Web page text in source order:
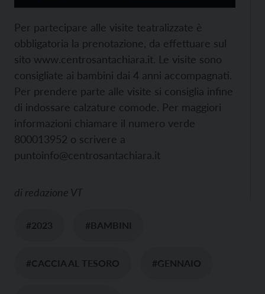
Per partecipare alle visite teatralizzate è
obbligatoria la prenotazione, da effettuare sul
sito www.centrosantachiara.it. Le visite sono
consigliate ai bambini dai 4 anni accompagnati.
Per prendere parte alle visite si consiglia infine
di indossare calzature comode. Per maggiori
informazioni chiamare il numero verde
800013952 o scrivere a
puntoinfo@centrosantachiara.it
di redazione VT
#2023 #BAMBINI
#CACCIA AL TESORO #GENNAIO